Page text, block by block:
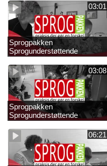
03:01
Sprogpakken
Sprogunderstøttende
strategier 01 3
03:08
Sprogpakken
Sprogunderstøttende
strategier 01 1
06:21